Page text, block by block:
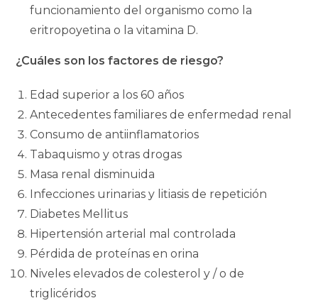
funcionamiento del organismo como la
eritropoyetina o la vitamina D.
¿Cuáles son los factores de riesgo?
Edad superior a los 60 años
Antecedentes familiares de enfermedad renal
Consumo de antiinflamatorios
Tabaquismo y otras drogas
Masa renal disminuida
Infecciones urinarias y litiasis de repetición
Diabetes Mellitus
Hipertensión arterial mal controlada
Pérdida de proteínas en orina
Niveles elevados de colesterol y / o de
triglicéridos